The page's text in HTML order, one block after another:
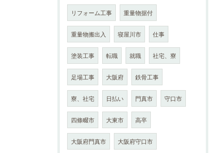
リフォーム工事 重量物据付
重量物搬出入 寝屋川市 仕事
塗装工事 転職 就職 社宅、寮
足場工事 大阪府 鉄骨工事
寮、社宅 日払い 門真市 守口市
四條畷市 大東市 高卒
大阪府門真市 大阪府守口市